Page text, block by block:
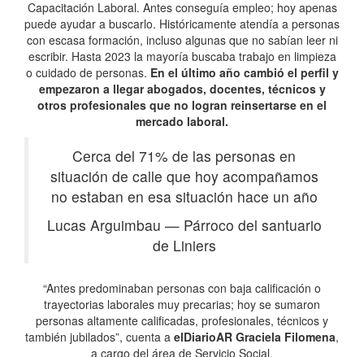
Capacitación Laboral. Antes conseguía empleo; hoy apenas
puede ayudar a buscarlo. Históricamente atendía a personas
con escasa formación, incluso algunas que no sabían leer ni
escribir. Hasta 2023 la mayoría buscaba trabajo en limpieza
o cuidado de personas. En el último año cambió el perfil y
empezaron a llegar abogados, docentes, técnicos y
otros profesionales que no logran reinsertarse en el
mercado laboral.
Cerca del 71% de las personas en
situación de calle que hoy acompañamos
no estaban en esa situación hace un año
Lucas Arguimbau —Párroco del santuario
de Liniers
“Antes predominaban personas con baja calificación o
trayectorias laborales muy precarias; hoy se sumaron
personas altamente calificadas, profesionales, técnicos y
también jubilados”, cuenta a elDiarioAR Graciela Filomena,
a cargo del área de Servicio Social.